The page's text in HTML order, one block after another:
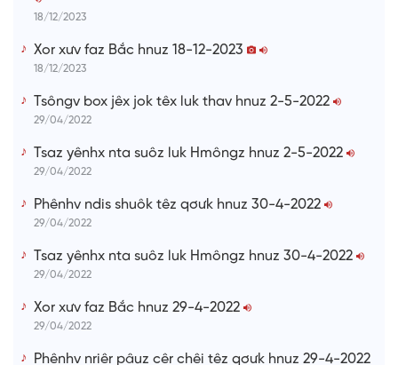
18/12/2023
Xor xưv faz Bắc hnuz 18-12-2023
18/12/2023
Tsôngv box jêx jok têx luk thav hnuz 2-5-2022
29/04/2022
Tsaz yênhx nta suôz luk Hmôngz hnuz 2-5-2022
29/04/2022
Phênhv ndis shuôk têz qơưk hnuz 30-4-2022
29/04/2022
Tsaz yênhx nta suôz luk Hmôngz hnuz 30-4-2022
29/04/2022
Xor xưv faz Bắc hnuz 29-4-2022
29/04/2022
Phênhv nriêr pâuz cêr chêi têz qơưk hnuz 29-4-2022